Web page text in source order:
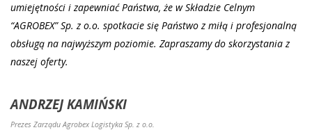
umiejętności i zapewniać Państwa, że w Składzie Celnym
“AGROBEX” Sp. z o.o. spotkacie się Państwo z miłą i profesjonalną
obsługą na najwyższym poziomie. Zapraszamy do skorzystania z
naszej oferty.
ANDRZEJ KAMIŃSKI
Prezes Zarządu Agrobex Logistyka Sp. z o.o.